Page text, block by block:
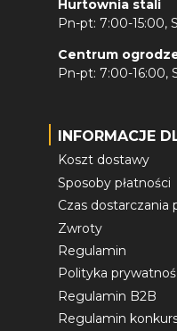
Hurtownia stali
Pn-pt: 7:00-15:00,
Centrum
Pn-pt: 7:00-16:00,
INFORMACJE
Koszt dostawy
Sposoby płatności
Czas dostarczania
Zwroty
Regulamin
Polityka
Regulamin B2B
Regulamin